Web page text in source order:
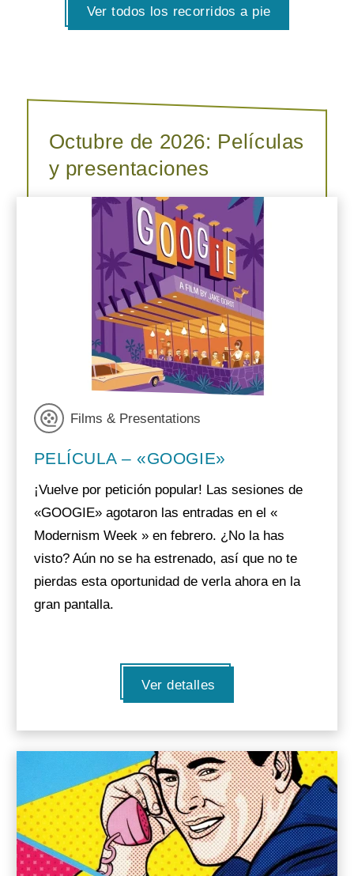
Ver todos los recorridos a pie
Octubre de 2026: Películas
y presentaciones
Films & Presentations
PELÍCULA – «GOOGIE»
¡Vuelve por petición popular! Las sesiones de
«GOOGIE» agotaron las entradas en el «
Modernism Week » en febrero. ¿No la has
visto? Aún no se ha estrenado, así que no te
pierdas esta oportunidad de verla ahora en la
gran pantalla.
Ver detalles